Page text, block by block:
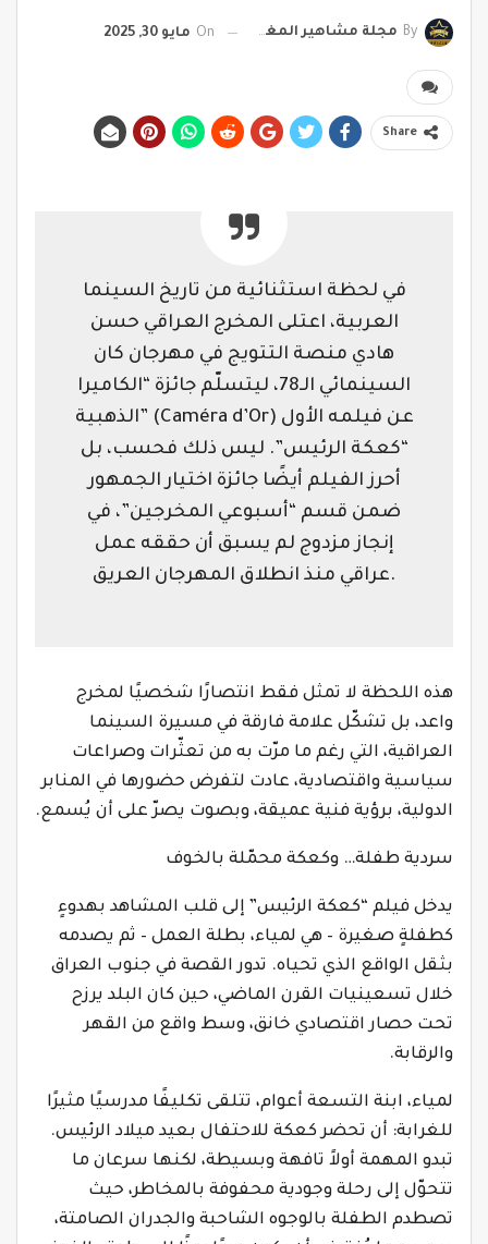
By مجلة مشاهير المغرب On مايو 30, 2025
Share
في لحظة استثنائية من تاريخ السينما
العربية، اعتلى المخرج العراقي حسن
هادي منصة التتويج في مهرجان كان
السينمائي الـ78، ليتسلّم جائزة “الكاميرا
الذهبية” (Caméra d’Or) عن فيلمه الأول
“كعكة الرئيس”. ليس ذلك فحسب، بل
أحرز الفيلم أيضًا جائزة اختيار الجمهور
ضمن قسم “أسبوعي المخرجين”، في
إنجاز مزدوج لم يسبق أن حققه عمل
عراقي منذ انطلاق المهرجان العريق.
هذه اللحظة لا تمثل فقط انتصارًا شخصيًا لمخرج
واعد، بل تشكّل علامة فارقة في مسيرة السينما
العراقية، التي رغم ما مرّت به من تعثّرات وصراعات
سياسية واقتصادية، عادت لتفرض حضورها في المنابر
الدولية، برؤية فنية عميقة، وبصوت يصرّ على أن يُسمع.
سردية طفلة… وكعكة محمّلة بالخوف
يدخل فيلم “كعكة الرئيس” إلى قلب المشاهد بهدوءٍ
كطفلةٍ صغيرة – هي لمياء، بطلة العمل – ثم يصدمه
بثقل الواقع الذي تحياه. تدور القصة في جنوب العراق
خلال تسعينيات القرن الماضي، حين كان البلد يرزح
تحت حصار اقتصادي خانق، وسط واقع من القهر
والرقابة.
لمياء، ابنة التسعة أعوام، تتلقى تكليفًا مدرسيًا مثيرًا
للغرابة: أن تحضر كعكة للاحتفال بعيد ميلاد الرئيس.
تبدو المهمة أولاً تافهة وبسيطة، لكنها سرعان ما
تتحوّل إلى رحلة وجودية محفوفة بالمخاطر، حيث
تصطدم الطفلة بالوجوه الشاحبة والجدران الصامتة،